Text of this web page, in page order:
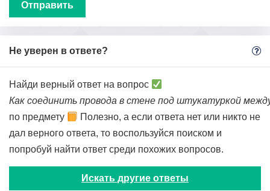
Не уверен в ответе?
Найди верный ответ на вопрос
Как соединить провода в стене под штукатуркой
по предмету
Полезно, а если ответа нет или никто не
дал верного ответа, то воспользуйся поиском и
попробуй найти ответ среди похожих вопросов.
Искать другие ответы